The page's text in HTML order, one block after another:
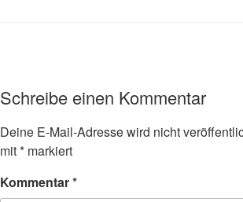
Schreibe einen Kommentar
Deine E-Mail-Adresse wird nicht
mit* markiert
Kommentar*